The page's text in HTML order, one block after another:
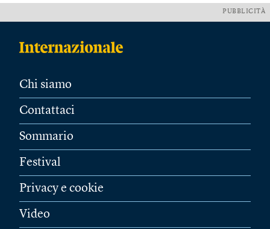
PUBBLICITÀ
Chi siamo
Contattaci
Sommario
Festival
Privacy e cookie
Video